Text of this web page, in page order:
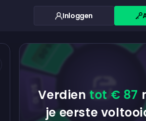
Inloggen
Verdien tot € 87
je eerste
$0.10
$5.00
$0.10 $5.00